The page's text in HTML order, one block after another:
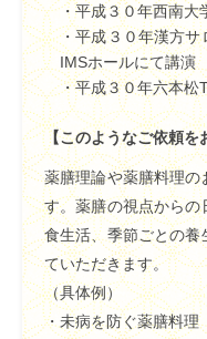
・平成３０年西南大
・平成３０年漢方サ
IMSホールにて講演
・平成３０年六本松
【このようなご依頼を
薬膳理論や薬膳料理
す。薬膳の視点から
食生活、季節ごとの
ていただきます。
（具体例）
・未病を防ぐ薬膳料理